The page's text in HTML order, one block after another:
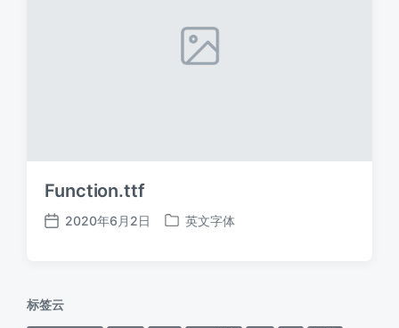
Function.ttf
发
2020年6月2日
发
英文字体
标签云